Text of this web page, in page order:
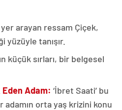
arayan ressam Çiçek,
tanışır.
küçük sırları, bir belgesel
Eden Adam: ‘İbret Saati’ bu
adamın orta yaş krizini konu